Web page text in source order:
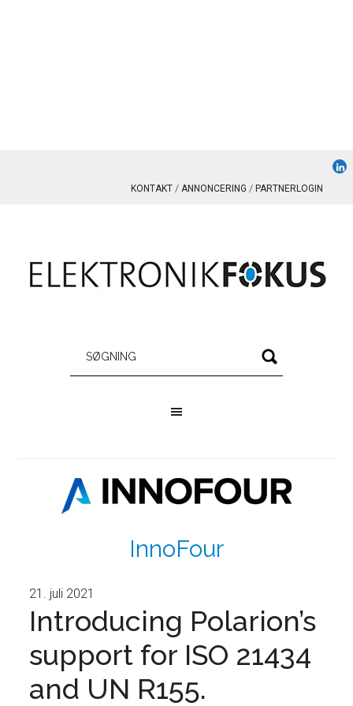
KONTAKT ANNONCERING PARTNERLOGIN
InnoFour
21. juli 2021
Introducing Polarion’s
support for ISO 21434
and UN R155.